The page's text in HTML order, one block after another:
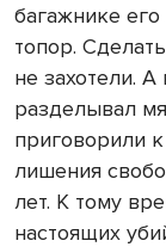
багажнике
топор.
не захотели.
разделывал
приговорили
лишения
лет. К тому
настоящих